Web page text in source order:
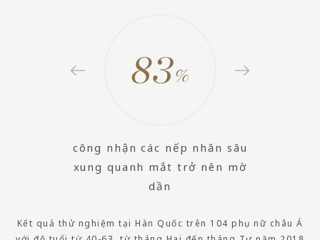
công nhận các nếp nhăn sâu
xung quanh mắt trở nên mờ
dần
Kết quả thử nghiệm tại Hàn Quốc trên 104 phụ nữ châu Á